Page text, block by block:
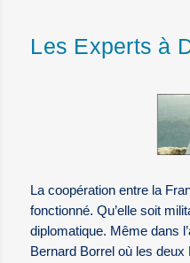
Les Experts à
La coopération entre la
fonctionné. Qu’elle soit
diplomatique. Même dans
Bernard Borrel où les